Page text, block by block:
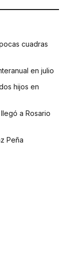
cuadras
en julio
hijos en
a Rosario
Peña